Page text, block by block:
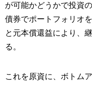
が可能かどうかで投資
債券でポートフォリオ
と元本償還益により、
る。
これを原資に、ボトム